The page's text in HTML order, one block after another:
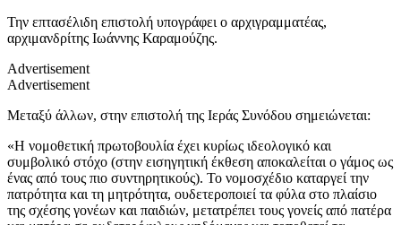
Την επτασέλιδη επιστολή υπογράφει ο αρχιγραμματέας,
αρχιμανδρίτης Ιωάννης Καραμούζης.
Advertisement
Advertisement
Μεταξύ άλλων, στην επιστολή της Ιεράς Συνόδου σημειώνεται:
«Η νομοθετική πρωτοβουλία έχει κυρίως ιδεολογικό και
συμβολικό στόχο (στην εισηγητική έκθεση αποκαλείται ο γάμος ως
ένας από τους πιο συντηρητικούς). Το νομοσχέδιο καταργεί την
πατρότητα και τη μητρότητα, ουδετεροποιεί τα φύλα στο πλαίσιο
της σχέσης γονέων και παιδιών, μετατρέπει τους γονείς από πατέρα